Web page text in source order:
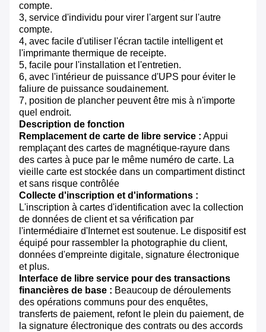
compte.
3, service d'individu pour virer l'argent sur l'autre
compte.
4, avec facile d'utiliser l'écran tactile intelligent et
l'imprimante thermique de receipte.
5, facile pour l'installation et l'entretien.
6, avec l'intérieur de puissance d'UPS pour éviter le
faliure de puissance soudainement.
7, position de plancher peuvent être mis à n'importe
quel endroit.
Description de fonction
Remplacement de carte de libre service : Appui
remplaçant des cartes de magnétique-rayure dans
des cartes à puce par le même numéro de carte. La
vieille carte est stockée dans un compartiment distinct
et sans risque contrôlée
Collecte d'inscription et d'informations :
L'inscription à cartes d'identification avec la collection
de données de client et sa vérification par
l'intermédiaire d'Internet est soutenue. Le dispositif est
équipé pour rassembler la photographie du client,
données d'empreinte digitale, signature électronique
et plus.
Interface de libre service pour des transactions
financières de base : Beaucoup de déroulements
des opérations communs pour des enquêtes,
transferts de paiement, refont le plein du paiement, de
la signature électronique des contrats ou des accords